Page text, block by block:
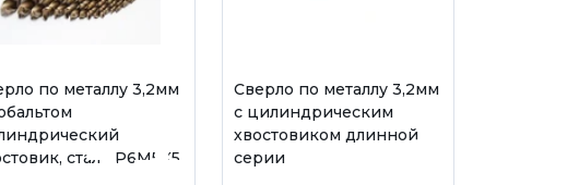
по металлу 3,2мм
сталь Р6М5К5
Сверло по металлу 3,2мм
с цилиндрическим
хвостовиком длинной
серии